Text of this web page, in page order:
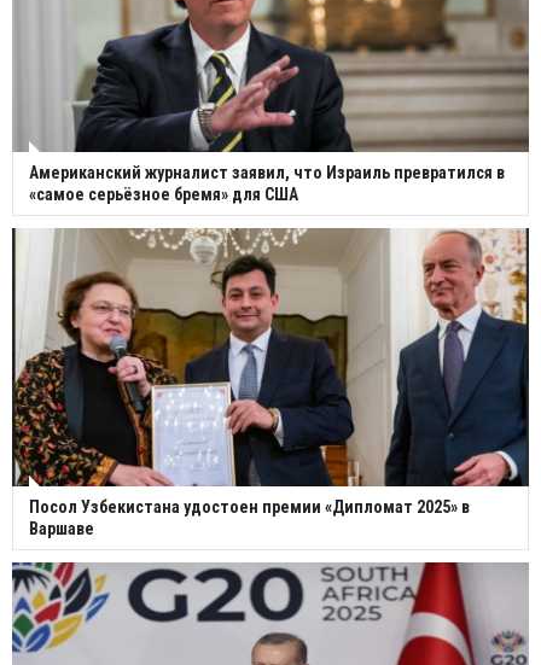
Американский журналист заявил, что Израиль превратился в
«самое серьёзное бремя» для США
Посол Узбекистана удостоен премии «Дипломат 2025» в
Варшаве